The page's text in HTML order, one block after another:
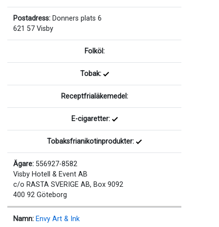
Postadress: Donners plats 6
621 57 Visby
Folköl:
Tobak:
Receptfrialäkemedel:
E-cigaretter:
Tobaksfrianikotinprodukter:
Ägare: 556927-8582
Visby Hotell & Event AB
c/o RASTA SVERIGE AB, Box 9092
400 92 Göteborg
Namn: Envy Art & Ink